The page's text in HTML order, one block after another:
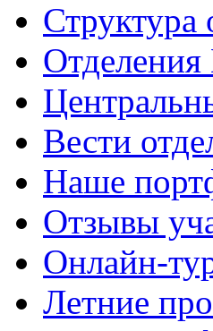
Структура
Вести
Наше
Отзывы
Онлайн-
Летние